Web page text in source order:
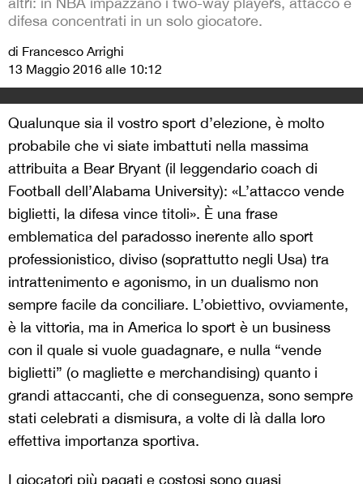
difesa concentrati in un solo giocatore.
di Francesco Arrighi
13 Maggio 2016 alle 10:12
Qualunque sia il vostro sport d’elezione, è molto
probabile che vi siate imbattuti nella massima
attribuita a Bear Bryant (il leggendario coach di
Football dell’Alabama University): «L’attacco vende
biglietti, la difesa vince titoli». È una frase
emblematica del paradosso inerente allo sport
professionistico, diviso (soprattutto negli Usa) tra
intrattenimento e agonismo, in un dualismo non
sempre facile da conciliare. L’obiettivo, ovviamente,
è la vittoria, ma in America lo sport è un business
con il quale si vuole guadagnare, e nulla “vende
biglietti” (o magliette e merchandising) quanto i
grandi attaccanti, che di conseguenza, sono sempre
stati celebrati a dismisura, a volte di là dalla loro
effettiva importanza sportiva.
I giocatori più pagati e costosi sono quasi